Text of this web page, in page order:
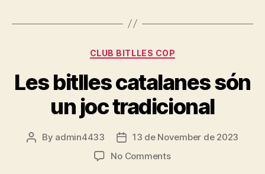
Categories
CLUB BITLLES COP
Les bitlles catalanes són
un joc tradicional
Post
By admin4433
Post
date
13 de November de 2023
No Commentson